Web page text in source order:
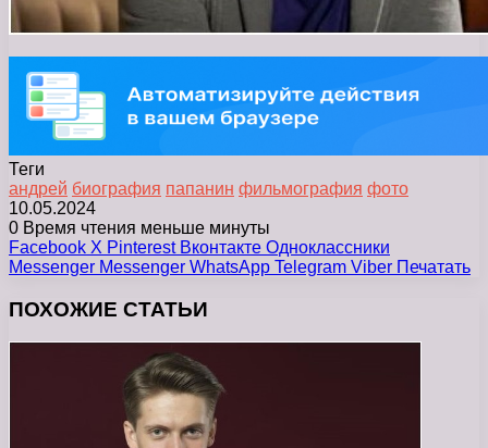
Теги
андрей биография папанин фильмография фото
10.05.2024
0 Время чтения меньше минуты
Facebook X Pinterest Вконтакте Одноклассники
Messenger Messenger WhatsApp Telegram Viber Печатать
ПОХОЖИЕ СТАТЬИ